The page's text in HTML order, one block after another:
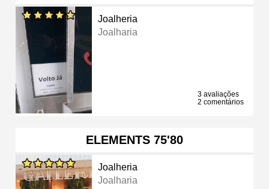
Joalheria
Joalharia
3 avaliações
2 comentários
ELEMENTS 75'80
Joalheria
Joalharia